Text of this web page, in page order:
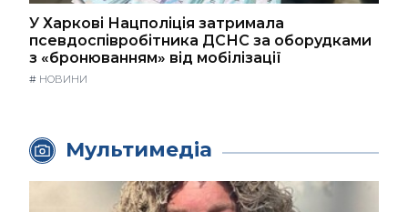
У Харкові Нацполіція затримала
псевдоспівробітника ДСНС за оборудками
з «бронюванням» від мобілізації
# НОВИНИ
Мультимедіа